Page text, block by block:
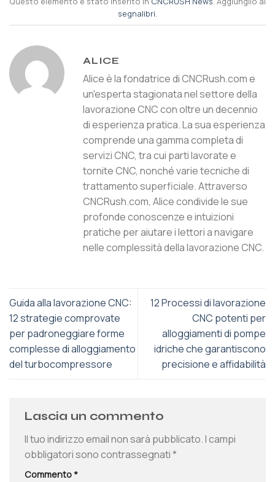
segnalibri.
ALICE
Alice è la fondatrice di CNCRush.com e
un'esperta stagionata nel settore della
lavorazione CNC con oltre un decennio
di esperienza pratica. La sua esperienza
comprende una gamma completa di
servizi CNC, tra cui parti lavorate e
tornite CNC, nonché varie tecniche di
trattamento superficiale. Attraverso
CNCRush.com, Alice condivide le sue
profonde conoscenze e intuizioni
pratiche per aiutare i lettori a navigare
nelle complessità della lavorazione CNC.
Guida alla lavorazione CNC:
12 strategie comprovate
per padroneggiare forme
complesse di alloggiamento
del turbocompressore
12 Processi di lavorazione
CNC potenti per
alloggiamenti di pompe
idriche che garantiscono
precisione e affidabilità
Lascia un commento
Il tuo indirizzo email non sarà pubblicato.I campi
obbligatori sono contrassegnati*
Commento *